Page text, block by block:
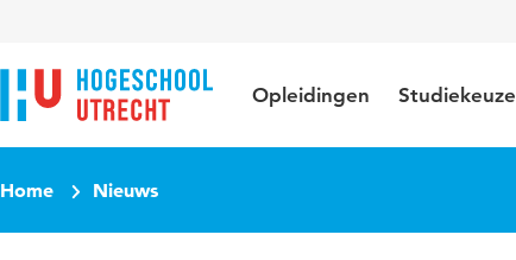
Opleidingen Studiekeuze
Home Nieuws